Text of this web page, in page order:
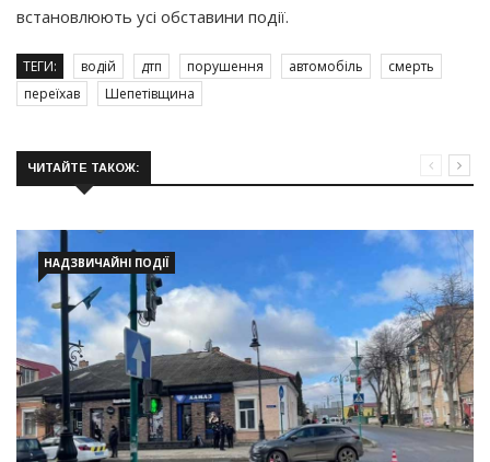
встановлюють усі обставини події.
ТЕГИ: водій дтп порушення автомобіль
смерть
переїхав
Шепетівщина
ЧИТАЙТЕ ТАКОЖ:
НАДЗВИЧАЙНІ ПОДІЇ